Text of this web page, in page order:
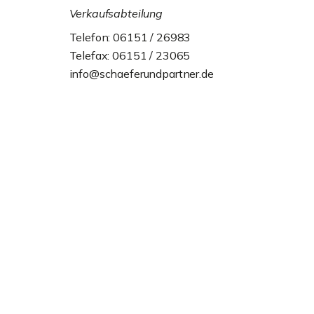
Verkaufsabteilung
Telefon: 06151 / 26983
Telefax: 06151 / 23065
info@schaeferundpartner.de